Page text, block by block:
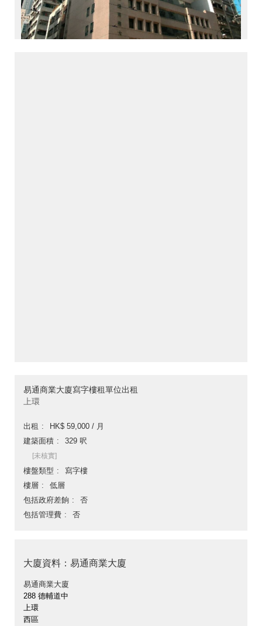
易通商業大廈寫字樓租單位出租
上環
出租
HK$ 59,000 / 月
建築面積
329 呎
[未核實]
樓盤類型
寫字樓
樓層
低層
包括政府差餉
否
包括管理費
否
大廈資料：易通商業大廈
易通商業大廈
288 德輔道中
上環
西區